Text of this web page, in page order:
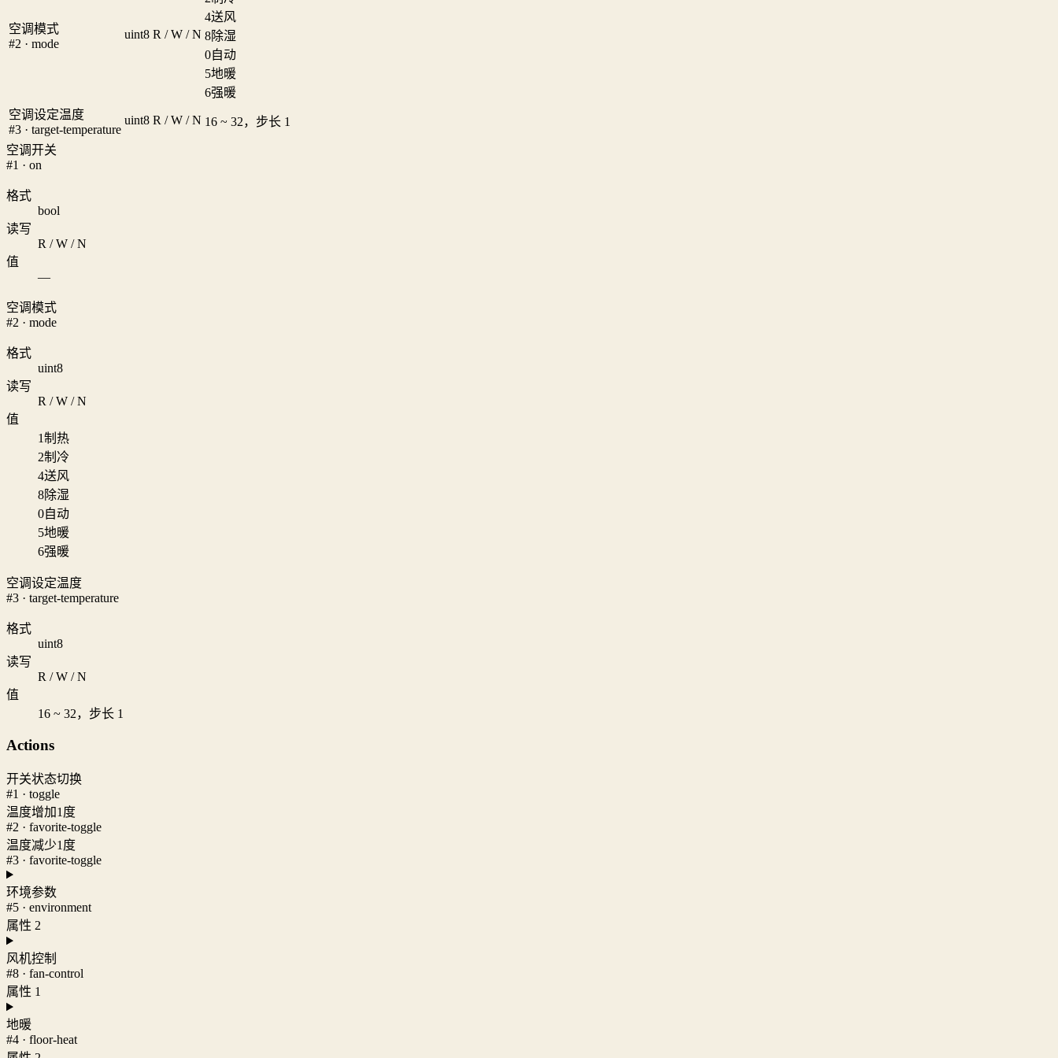
空调模式
#2 · mode
uint8 R / W / N
4送风
8除湿
0自动
5地暖
6强暖
空调设定温度
#3 · target-temperature
uint8 R / W / N 16 ~ 32，步长 1
空调开关
#1 · on
格式
bool
读写
R / W / N
值
—
空调模式
#2 · mode
格式
uint8
读写
R / W / N
值
1制热
2制冷
4送风
8除湿
0自动
5地暖
6强暖
空调设定温度
#3 · target-temperature
格式
uint8
读写
R / W / N
值
16 ~ 32，步长 1
Actions
开关状态切换
#1 · toggle
温度增加1度
#2 · favorite-toggle
温度减少1度
#3 · favorite-toggle
环境参数
#5 · environment
属性 2
风机控制
#8 · fan-control
属性 1
地暖
#4 · floor-heat